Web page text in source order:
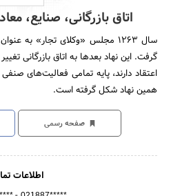
اتاق بازرگانی، صنایع،
سال 1263 مجلس «وکلای تجار» به
گرفت. این نهاد بعدها به اتاق بازرگانی
اعتقاد دارند، پایه تمامی فعالیت‌های
همین نهاد شکل گرفته است.
صفحه رسمی
اطلاعات